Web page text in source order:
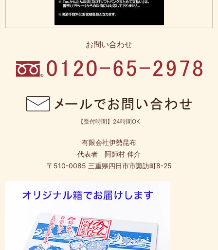
お問い合わせ
【受付時間】24時間OK
有限会社伊勢昆布
代表者 阿師村 伸介
〒510-0085 三重県四日市市諏訪町8-25